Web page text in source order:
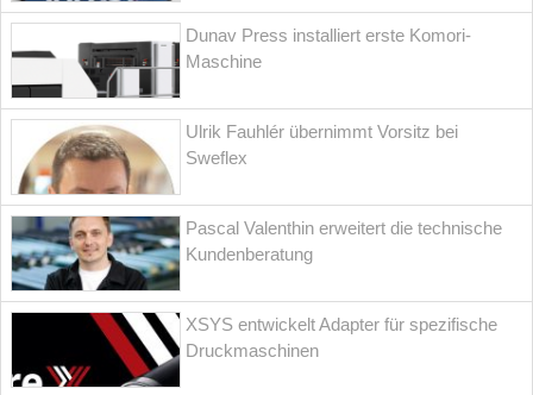
Dunav Press installiert erste Komori-
Maschine
Ulrik Fauhlér übernimmt Vorsitz bei
Sweflex
Pascal Valenthin erweitert die technische
Kundenberatung
XSYS entwickelt Adapter für spezifische
Druckmaschinen